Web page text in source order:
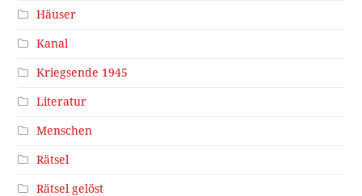
Häuser
Kanal
Kriegsende 1945
Literatur
Menschen
Rätsel
Rätsel gelöst